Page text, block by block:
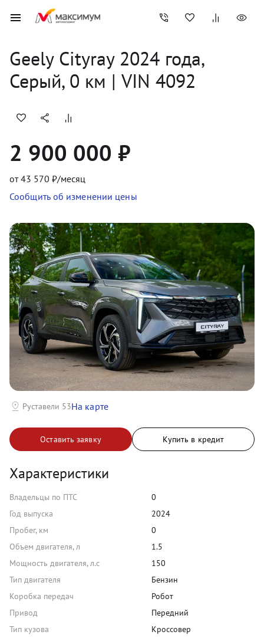
Geely Cityray 2024
года,
Серый, 0 км | VIN 4092
2 900 000 ₽
от43 570 ₽/месяц
Сообщить об изменении цены
Оставить заявку Купить в кредит
Характеристики
Владельцы по ПТС
0
Год выпуска
2024
Пробег, км
0
Объем двигателя, л
1.5
Мощность двигателя, л.с
150
Тип двигателя
Бензин
Коробка передач
Робот
Привод
Передний
Тип кузова
Кроссовер
Руставели 53На карте